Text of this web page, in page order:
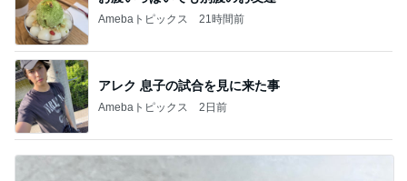
Amebaトピックス 21時間前
アレク 息子の試合を見に来た事
Amebaトピックス 2日前